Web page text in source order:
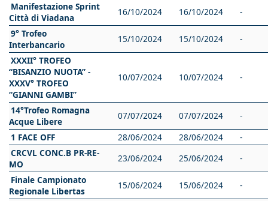
Manifestazione Sprint
Città di Viadana
16/10/2024 16/10/2024
-
9° Trofeo
Interbancario
15/10/2024 15/10/2024
-
XXXII° TROFEO
“BISANZIO NUOTA” -
XXXV° TROFEO
“GIANNI GAMBI”
10/07/2024 10/07/2024 -
14°Trofeo Romagna
Acque Libere
07/07/2024 07/07/2024
-
1 FACE OFF
28/06/2024 28/06/2024
-
CRCVL CONC.B PR-RE-
MO
23/06/2024 25/06/2024
-
Finale Campionato
Regionale Libertas
15/06/2024 15/06/2024 -